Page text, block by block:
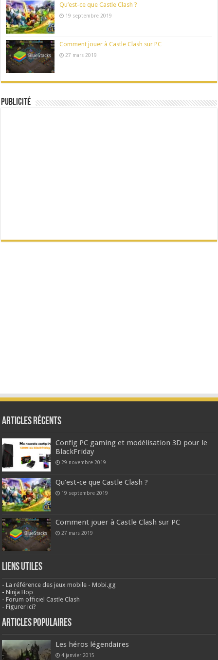
Qu’est-ce que Castle Clash ?
19 septembre 2019
Comment jouer à Castle Clash sur PC
27 mars 2019
Publicité
Articles Récents
Config PC gaming et modélisation 3D pour le
BlackFriday
29 novembre 2019
Qu’est-ce que Castle Clash ?
19 septembre 2019
Comment jouer à Castle Clash sur PC
27 mars 2019
Liens Utiles
-La référence des jeux mobile - Mobi.gg
-Ninja Hop
-Forum officiel Castle Clash
-Figurer ici?
Articles populaires
Les héros légendaires
4 janvier 2015